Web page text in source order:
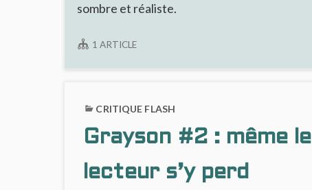
sombre et réaliste.
1 ARTICLE
CRITIQUE FLASH
Grayson #2 : même le
lecteur s’y perd